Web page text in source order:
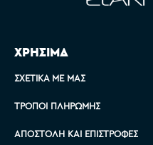
ΧΡΗΣΙΜΑ
ΣΧΕΤΙΚΆ ΜΕ ΜΑΣ
ΤΡΌΠΟΙ ΠΛΗΡΩΜΉΣ
ΑΠΟΣΤΟΛΉ ΚΑΙ ΕΠΙΣΤΡΟΦΈΣ